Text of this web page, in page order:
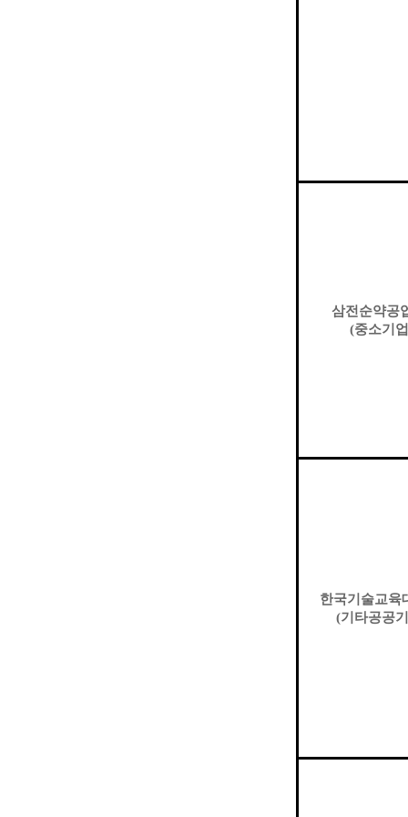
삼전순약공
(중소기업
한국기술교육
(기타공공